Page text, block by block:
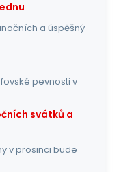
a úspěšný
pevnosti v
svátků a
v prosinci bude